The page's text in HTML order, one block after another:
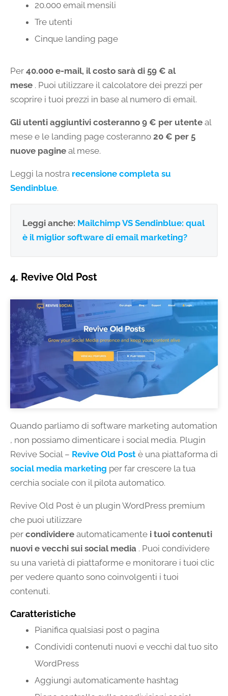
20.000 email mensili
Tre utenti
Cinque landing page
Per 40.000 e-mail, il costo sarà di 59 € al
mese . Puoi utilizzare il calcolatore dei prezzi per
scoprire i tuoi prezzi in base al numero di email.
Gli utenti aggiuntivi costeranno 9 € per utente al
mese e le landing page costeranno 20 € per 5
nuove pagine al mese.
Leggi la nostra recensione completa su
Sendinblue.
Leggi anche: Mailchimp VS Sendinblue: qual
è il miglior software di email marketing?
4. Revive Old Post
Quando parliamo di software marketing automation
, non possiamo dimenticare i social media. Plugin
Revive Social – Revive Old Post è una piattaforma di
social media marketing per far crescere la tua
cerchia sociale con il pilota automatico.
Revive Old Post è un plugin WordPress premium
che puoi utilizzare
per condividere automaticamente i tuoi contenuti
nuovi e vecchi sui social media . Puoi condividere
su una varietà di piattaforme e monitorare i tuoi clic
per vedere quanto sono coinvolgenti i tuoi
contenuti.
Caratteristiche
Pianifica qualsiasi post o pagina
Condividi contenuti nuovi e vecchi dal tuo sito
WordPress
Aggiungi automaticamente hashtag